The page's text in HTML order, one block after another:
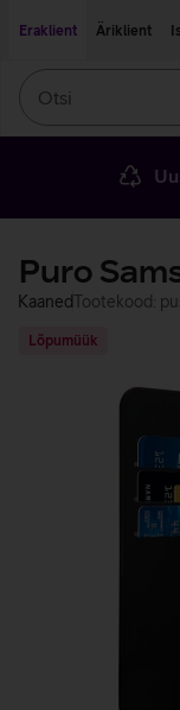
Eraklient
Äriklient
Puro
KaanedTootekood:
Lõpumüük